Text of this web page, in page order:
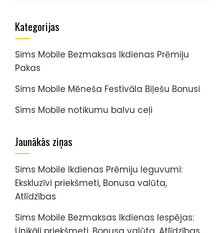
Kategorijas
Sims Mobile Bezmaksas Ikdienas Prēmiju
Pakas
Sims Mobile Mēneša Festivāla Biļešu Bonusi
Sims Mobile notikumu balvu ceļi
Jaunākās ziņas
Sims Mobile Ikdienas Prēmiju Ieguvumi:
Ekskluzīvi priekšmeti, Bonusa valūta,
Atlīdzības
Sims Mobile Bezmaksas Ikdienas Iespējas: